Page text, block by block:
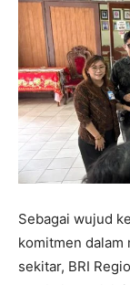
Sebagai wujud
komitmen dalam
sekitar, BRI